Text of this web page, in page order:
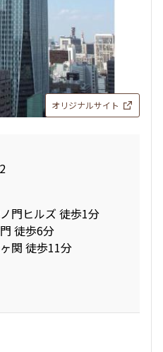
オリジナルサイト
門ヒルズ 徒歩1分
徒歩6分
関 徒歩11分